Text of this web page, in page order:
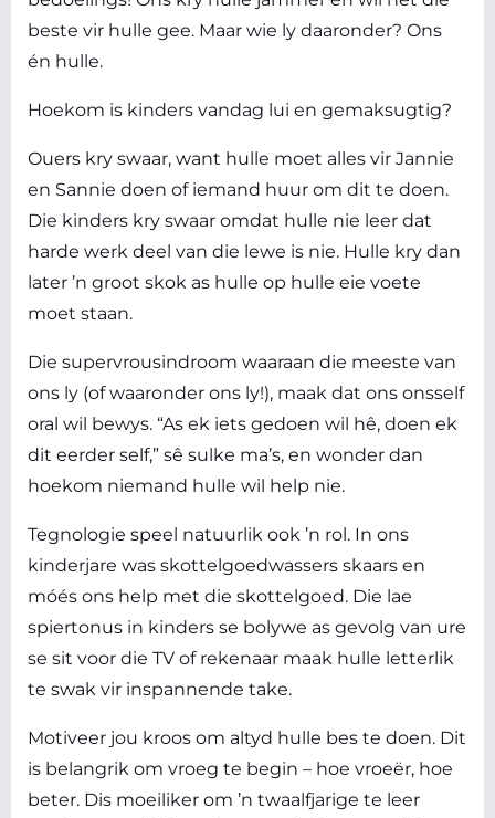
beste vir hulle gee. Maar wie ly daaronder? Ons
én hulle.
Hoekom is kinders vandag lui en gemaksugtig?
Ouers kry swaar, want hulle moet alles vir Jannie
en Sannie doen of iemand huur om dit te doen.
Die kinders kry swaar omdat hulle nie leer dat
harde werk deel van die lewe is nie. Hulle kry dan
later ’n groot skok as hulle op hulle eie voete
moet staan.
Die supervrousindroom waaraan die meeste van
ons ly (of waaronder ons ly!), maak dat ons onsself
oral wil bewys. “As ek iets gedoen wil hê, doen ek
dit eerder self,” sê sulke ma’s, en wonder dan
hoekom niemand hulle wil help nie.
Tegnologie speel natuurlik ook ’n rol. In ons
kinderjare was skottelgoedwassers skaars en
móés ons help met die skottelgoed. Die lae
spiertonus in kinders se bolywe as gevolg van ure
se sit voor die TV of rekenaar maak hulle letterlik
te swak vir inspannende take.
Motiveer jou kroos om altyd hulle bes te doen. Dit
is belangrik om vroeg te begin – hoe vroeër, hoe
beter. Dis moeiliker om ’n twaalfjarige te leer